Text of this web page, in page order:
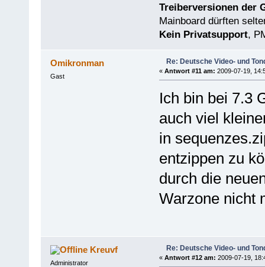
Treiberversionen der
Mainboard dürften
Kein Privatsupport,
Omikronman
Gast
Re: Deutsche Video- und
« Antwort #11 am: 2009-07-19,
Ich bin bei 7.3
auch viel
in
entzippen zu
durch die
Warzone nicht
Kreuvf
Administrator
Re: Deutsche Video- und
« Antwort #12 am: 2009-07-19,